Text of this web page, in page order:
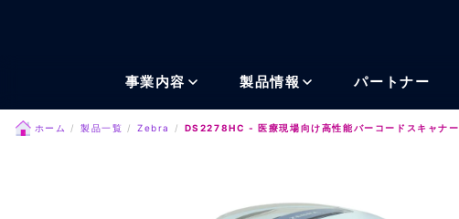
事業内容 製品情報 パートナー
ホーム 製品一覧 Zebra DS2278HC - 医療現場向け高性能バーコードスキャナー